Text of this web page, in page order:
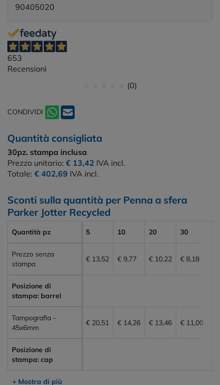
90405020
653
Recensioni
(0)
CONDIVIDI
Quantità consigliata
30pz. stampa inclusa
Prezzo unitario: € 13,42 IVA incl.
Totale: € 402,69 IVA incl.
Sconti sulla quantità per Penna a sfera
Parker Jotter Recycled
Quantità pz 5 10 20 30
Prezzo senza
stampa
€ 13,52 € 9,77 € 10,22 € 8,18
Posizione di
stampa: barrel
Tampografia -
45x6mm
€ 20,51 € 14,26 € 13,46 € 11,00
Posizione di
stampa: cap
+ Mostra di più